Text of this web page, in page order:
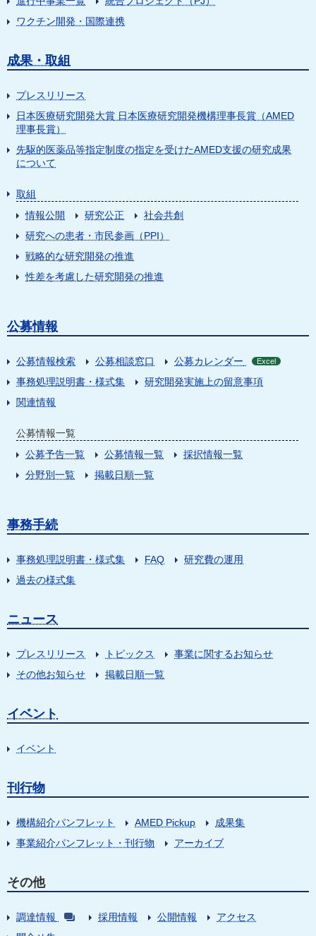
ワクチン開発・国際連携
成果・取組
プレスリリース
日本医療研究開発大賞 日本医療研究開発機構理事長賞（AMED
理事長賞）
先駆的医薬品等指定制度の指定を受けたAMED支援の研究成果
について
取組
情報公開
研究公正
社会共創
研究への患者・市民参画（PPI）
戦略的な研究開発の推進
性差を考慮した研究開発の推進
公募情報
公募情報検索 公募相談窓口 公募カレンダー Excel
事務処理説明書・様式集
研究開発実施上の留意事項
関連情報
公募情報一覧
公募予告一覧
公募情報一覧
採択情報一覧
分野別一覧
掲載日順一覧
事務手続
事務処理説明書・様式集 FAQ
研究費の運用
過去の様式集
ニュース
プレスリリース トピックス
事業に関するお知らせ
その他お知らせ
掲載日順一覧
イベント
イベント
刊行物
機構紹介パンフレット AMED Pickup
成果集
事業紹介パンフレット・刊行物
アーカイブ
その他
調達情報 採用情報 公開情報
アクセス